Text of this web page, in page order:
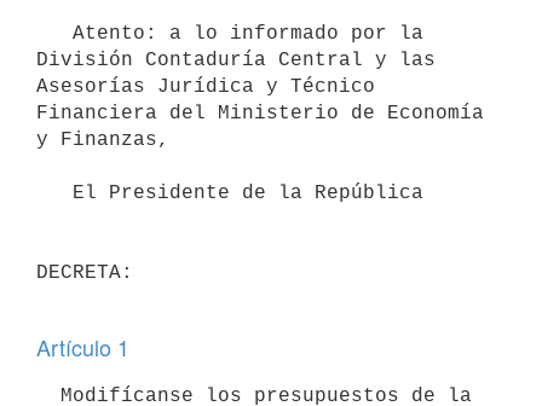
División Contaduría Central y las
Asesorías Jurídica y Técnico
Financiera del Ministerio de Economía
y Finanzas,
DECRETA:
Artículo 1